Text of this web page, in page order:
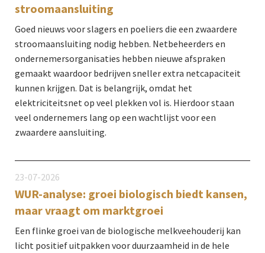
stroomaansluiting
Goed nieuws voor slagers en poeliers die een zwaardere
stroomaansluiting nodig hebben. Netbeheerders en
ondernemersorganisaties hebben nieuwe afspraken
gemaakt waardoor bedrijven sneller extra netcapaciteit
kunnen krijgen. Dat is belangrijk, omdat het
elektriciteitsnet op veel plekken vol is. Hierdoor staan
veel ondernemers lang op een wachtlijst voor een
zwaardere aansluiting.
23-07-2026
WUR-analyse: groei biologisch biedt kansen,
maar vraagt om marktgroei
Een flinke groei van de biologische melkveehouderij kan
licht positief uitpakken voor duurzaamheid in de hele